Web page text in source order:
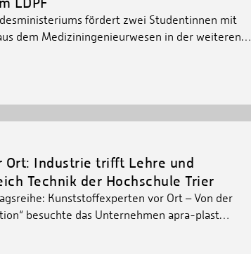
fördert zwei Studentinnen mit
dem Mediziningenieurwesen in der weiteren…
Ort: Industrie trifft Lehre und
Technik der Hochschule Trier
Kunststoffexperten vor Ort – Von der
besuchte das Unternehmen apra-plast…